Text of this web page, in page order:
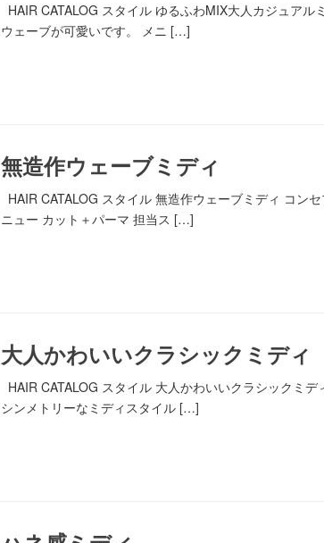
HAIR CATALOG スタイル ゆるふわMIX大人カジュア
ウェーブが可愛いです。 メニ […]
無造作ウェーブミディ
HAIR CATALOG スタイル 無造作ウェーブミディ コン
ニュー カット＋パーマ 担当ス […]
大人かわいいクラシックミディ
HAIR CATALOG スタイル 大人かわいいクラシックミ
シンメトリーなミディスタイル […]